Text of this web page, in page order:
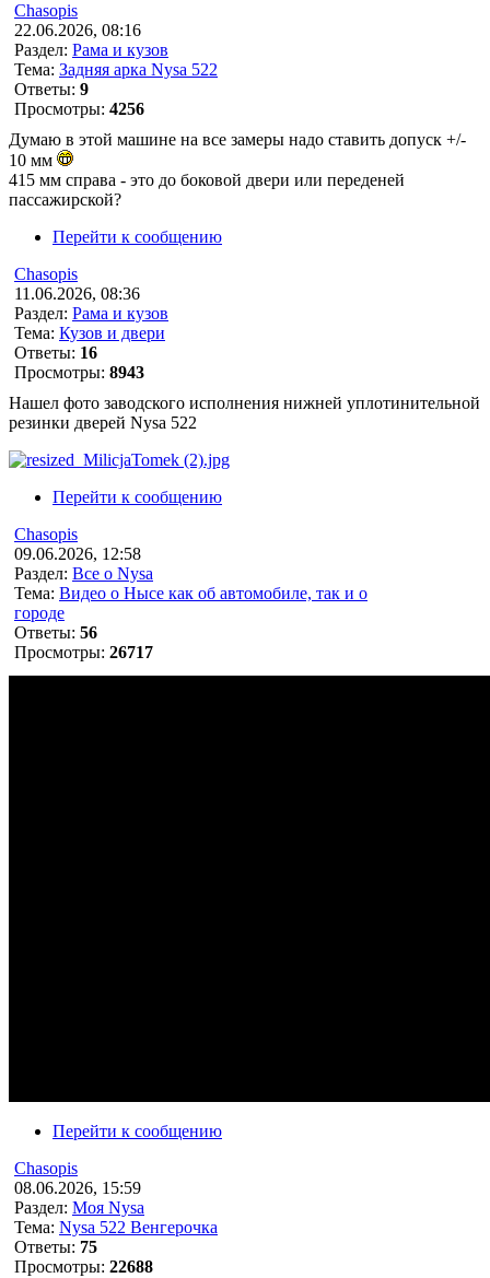
Chasopis
22.06.2026, 08:16
Раздел: Рама и кузов
Тема: Задняя арка Nysa 522
Ответы: 9
Просмотры: 4256
Думаю в этой машине на все замеры надо ставить допуск +/-
10 мм
415 мм справа - это до боковой двери или переденей
пассажирской?
Перейти к сообщению
Chasopis
11.06.2026, 08:36
Раздел: Рама и кузов
Тема: Кузов и двери
Ответы: 16
Просмотры: 8943
Нашел фото заводского исполнения нижней уплотинительной
резинки дверей Nysa 522
Перейти к сообщению
Chasopis
09.06.2026, 12:58
Раздел: Все о Nysa
Тема: Видео о Нысе как об автомобиле, так и о
городе
Ответы: 56
Просмотры: 26717
Перейти к сообщению
Chasopis
08.06.2026, 15:59
Раздел: Моя Nysa
Тема: Nysa 522 Венгерочка
Ответы: 75
Просмотры: 22688